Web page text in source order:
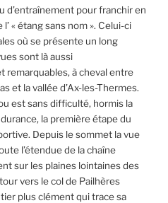
d’entraînement pour franchir en
« étang sans nom ». Celui-ci
où se présente un long
sont là aussi
remarquables, à cheval entre
et la vallée d’Ax-les-Thermes.
est sans difficulté, hormis la
la première étape du
Depuis le sommet la vue
l’étendue de la chaîne
sur les plaines lointaines des
vers le col de Pailhères
plus clément qui trace sa